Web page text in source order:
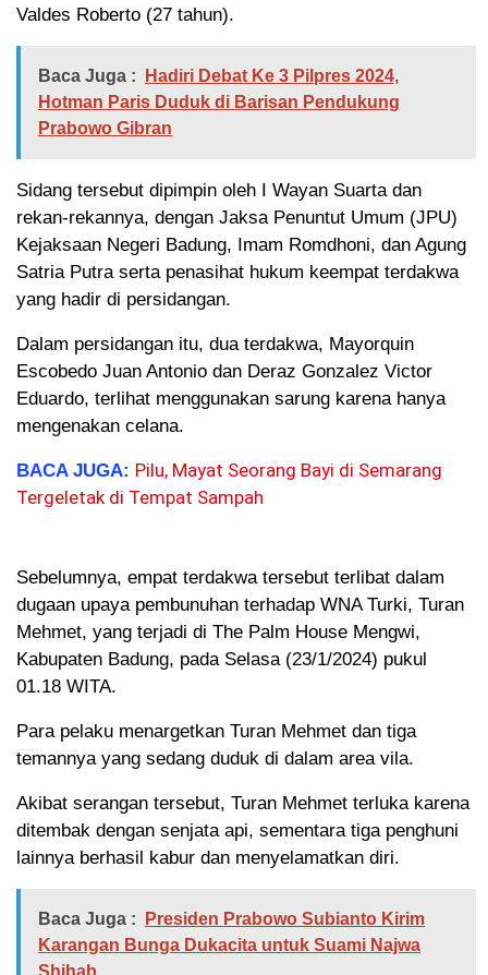
Valdes Roberto (27 tahun).
Baca Juga :
Hadiri Debat Ke 3 Pilpres 2024,
Hotman Paris Duduk di Barisan Pendukung
Prabowo Gibran
Sidang tersebut dipimpin oleh I Wayan Suarta dan
rekan-rekannya, dengan Jaksa Penuntut Umum (JPU)
Kejaksaan Negeri Badung, Imam Romdhoni, dan Agung
Satria Putra serta penasihat hukum keempat terdakwa
yang hadir di persidangan.
Dalam persidangan itu, dua terdakwa, Mayorquin
Escobedo Juan Antonio dan Deraz Gonzalez Victor
Eduardo, terlihat menggunakan sarung karena hanya
mengenakan celana.
BACA JUGA: Pilu, Mayat Seorang Bayi di Semarang
Tergeletak di Tempat Sampah
Sebelumnya, empat terdakwa tersebut terlibat dalam
dugaan upaya pembunuhan terhadap WNA Turki, Turan
Mehmet, yang terjadi di The Palm House Mengwi,
Kabupaten Badung, pada Selasa (23/1/2024) pukul
01.18 WITA.
Para pelaku menargetkan Turan Mehmet dan tiga
temannya yang sedang duduk di dalam area vila.
Akibat serangan tersebut, Turan Mehmet terluka karena
ditembak dengan senjata api, sementara tiga penghuni
lainnya berhasil kabur dan menyelamatkan diri.
Baca Juga :
Presiden Prabowo Subianto Kirim
Karangan Bunga Dukacita untuk Suami Najwa